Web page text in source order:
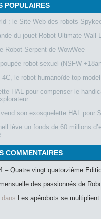
POPULAIRES
: le Site Web des robots
du jouet Robot Ultimate Wall-
Robot Serpent de WowWee
robot-sexuel (NSFW
4C, le robot humanoïde top model
HAL pour compenser le
son exosquelette HAL pour
lève un fonds de 60 millions
COMMENTAIRES
– Quatre vingt quatorzième
des passionnés de
dans Les apérobots se multiplient